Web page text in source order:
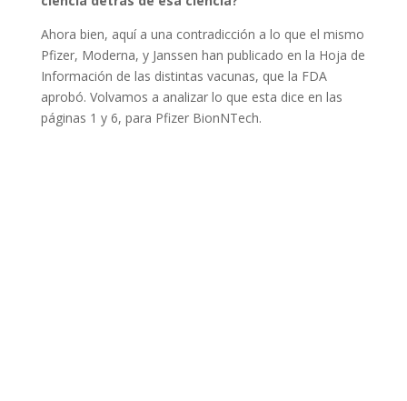
Ahora bien, aquí a una contradicción a lo que el mismo
Pfizer, Moderna, y Janssen han publicado en la Hoja de
Información de las distintas vacunas, que la FDA
aprobó. Volvamos a analizar lo que esta dice en las
páginas 1 y 6, para Pfizer BionNTech.